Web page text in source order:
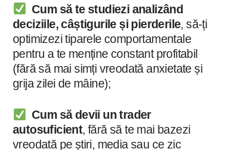
Cum să te studiezi analizând
deciziile, câștigurile și pierderile, să-ți
optimizezi tiparele comportamentale
pentru a te menține constant profitabil
(fără să mai simți vreodată anxietate și
grija zilei de mâine);
Cum să devii un trader
autosuficient, fără să te mai bazezi
vreodată pe știri, media sau ce zic